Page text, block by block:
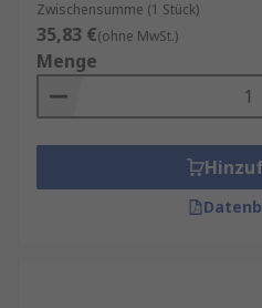
Verwendung. Sie bieten
mechanischer Belastungen
physikalischer Größen.
Messung mechanischer
Erfassung von
Geschwindigkeit,
Zwischensumme (1 Stück)
35,83 €(ohne MwSt.)
Menge